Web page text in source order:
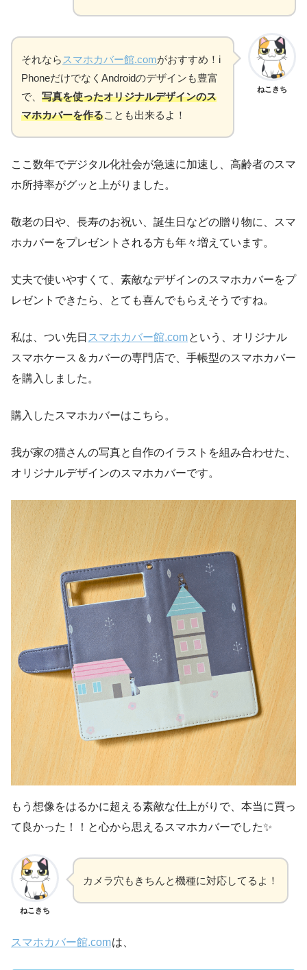
ねこきち
それなら スマホカバー館.comがおすすめ！i
PhoneだけでなくAndroidのデザインも豊富
で、 写真を使ったオリジナルデザインのス
マホカバーを作ることも出来るよ！
ここ数年でデジタル化社会が急速に加速し、高齢者のスマ
ホ所持率がグッと上がりました。
敬老の日や、長寿のお祝い、誕生日などの贈り物に、スマ
ホカバーをプレゼントされる方も年々増えています。
丈夫で使いやすくて、素敵なデザインのスマホカバーをプ
レゼントできたら、とても喜んでもらえそうですね。
私は、つい先日 スマホカバー館.comという、オリジナル
スマホケース＆カバーの専門店で、手帳型のスマホカバー
を購入しました。
購入したスマホカバーはこちら。
我が家の猫さんの写真と自作のイラストを組み合わせた、
オリジナルデザインのスマホカバーです。
もう想像をはるかに超える素敵な仕上がりで、本当に買っ
て良かった！！と心から思えるスマホカバーでした✨
ねこきち
カメラ穴もきちんと機種に対応してるよ！
スマホカバー館.comは、